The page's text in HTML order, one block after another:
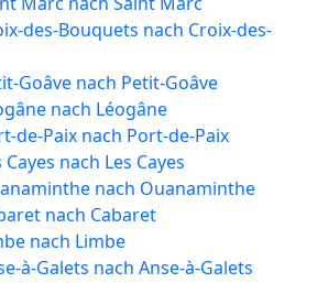
des-Bouquets nach Croix-des-
Goâve nach Petit-Goâve
nach Léogâne
de-Paix nach Port-de-Paix
nach Les Cayes
nach Ouanaminthe
nach Cabaret
nach Limbe
à-Galets nach Anse-à-Galets